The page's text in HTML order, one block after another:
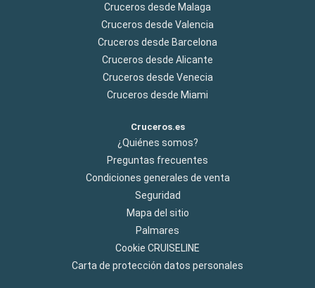
Cruceros desde Malaga
Cruceros desde Valencia
Cruceros desde Barcelona
Cruceros desde Alicante
Cruceros desde Venecia
Cruceros desde Miami
Cruceros.es
¿Quiénes somos?
Preguntas frecuentes
Condiciones generales de venta
Seguridad
Mapa del sitio
Palmares
Cookie CRUISELINE
Carta de protección datos personales